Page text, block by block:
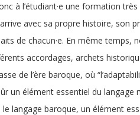
à l’étudiant·e une formation
arrive avec sa propre histoire,
de chacun·e. En même temps,
accordages, archets
de l’ère baroque, où
un élément essentiel du langage
langage baroque, un élément